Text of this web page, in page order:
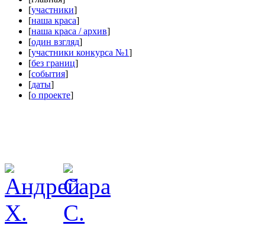
[участники]
[наша краса]
[наша краса / архив]
[один взгляд]
[участники конкурса №1]
[без границ]
[события]
[даты]
[о проекте]